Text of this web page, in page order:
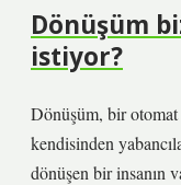
Dönüşüm
istiyor?
Dönüşüm, bir
kendisinden
dönüşen bir insanın